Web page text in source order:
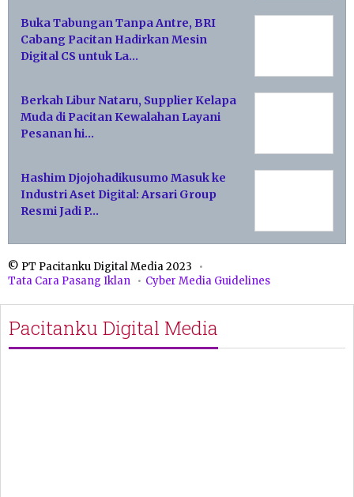
Buka Tabungan Tanpa Antre, BRI
Cabang Pacitan Hadirkan Mesin
Digital CS untuk La…
Berkah Libur Nataru, Supplier Kelapa
Muda di Pacitan Kewalahan Layani
Pesanan hi…
Hashim Djojohadikusumo Masuk ke
Industri Aset Digital: Arsari Group
Resmi Jadi P…
© PT Pacitanku Digital Media 2023
Tata Cara Pasang Iklan
Cyber Media Guidelines
Pacitanku Digital Media